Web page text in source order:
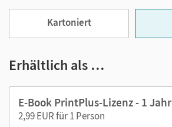
Notizen erstellen
Text ergänzen
im Text suchen
zoomen
Kartoniert
Erhältlich als …
E-Book PrintPlus-Lizenz - 1 Jahr
2,99 EUR für 1 Person